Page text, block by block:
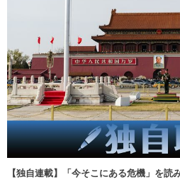
【独自連載】「今そこにある危機」を